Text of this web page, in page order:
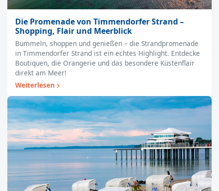
Die Promenade von Timmendorfer Strand –
Shopping, Flair und Meerblick
Bummeln, shoppen und genießen – die Strandpromenade
in Timmendorfer Strand ist ein echtes Highlight. Entdecke
Boutiquen, die Orangerie und das besondere Küstenflair
direkt am Meer!
Weiterlesen